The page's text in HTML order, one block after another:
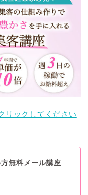
リックしてください
無料メール講座